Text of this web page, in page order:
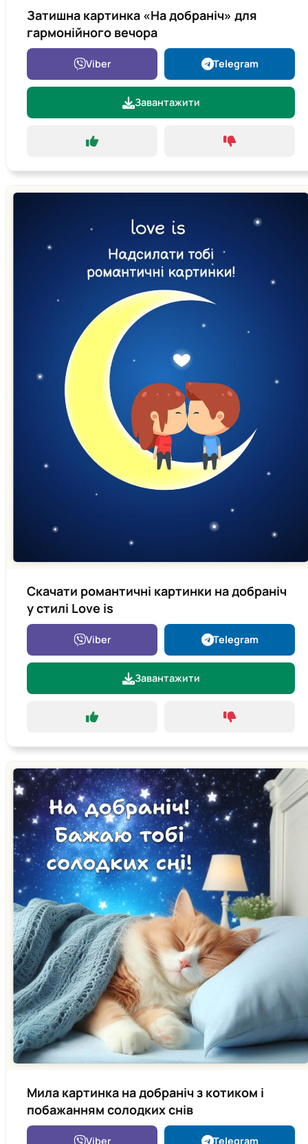
Затишна картинка «На добраніч» для
гармонійного вечора
Viber Telegram
Завантажити
Скачати романтичні картинки на добраніч
у стилі Love is
Viber Telegram
Завантажити
Мила картинка на добраніч з котиком і
побажанням солодких снів
Viber Telegram